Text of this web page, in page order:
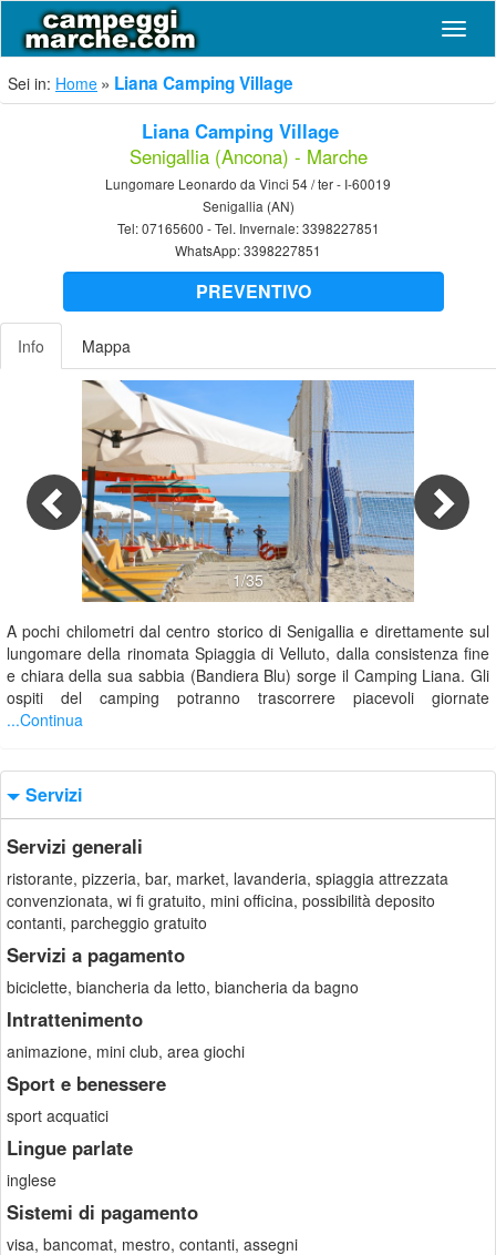
Sei in: Home Liana Camping Village
Liana Camping Village
Senigallia (Ancona) - Marche
Lungomare Leonardo da Vinci 54 / ter - I-60019
Senigallia (AN)
Tel:07165600 - Tel. Invernale:3398227851
WhatsApp:3398227851
PREVENTIVO
Info Mappa
1/35
Previous
A pochi chilometri dal centro storico di Senigallia e direttamente sul
lungomare della rinomata Spiaggia di Velluto, dalla consistenza fine
e chiara della sua sabbia (Bandiera Blu) sorge il Camping Liana. Gli
ospiti del camping potranno trascorrere piacevoli giornate
...Continua
Servizi
Servizi generali
ristorante, pizzeria, bar, market, lavanderia, spiaggia attrezzata
convenzionata, wi fi gratuito, mini officina, possibilità deposito
contanti, parcheggio gratuito
Servizi a pagamento
biciclette, biancheria da letto, biancheria da bagno
Intrattenimento
animazione, mini club, area giochi
Sport e benessere
sport acquatici
Lingue parlate
inglese
Sistemi di pagamento
visa, bancomat, mestro, contanti, assegni